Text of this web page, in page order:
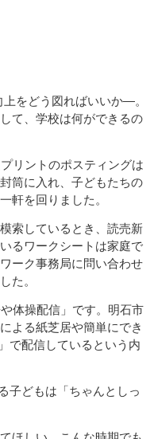
をどう図ればいいか―。
て、学校は何ができるの
リントのポスティングは
筒に入れ、子どもたちの
軒を回りました。
索しているとき、読売新
るワークシートは家庭で
ーク事務局に問い合わせ
た。
体操配信」です。明石市
よる紙芝居や簡単にでき
で配信しているという内
子どもは「ちゃんとしっ